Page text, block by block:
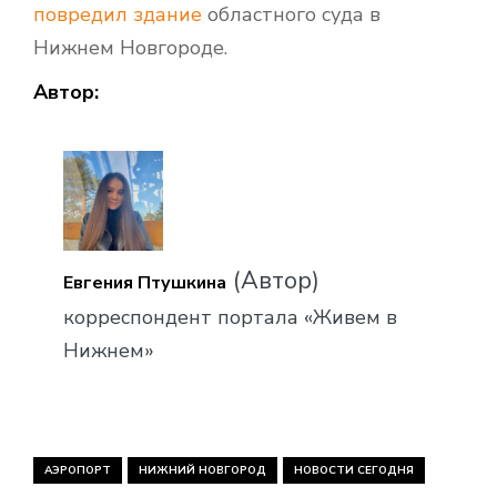
повредил здание областного суда в
Нижнем Новгороде.
Автор:
Евгения Птушкина (Автор)
корреспондент портала «Живем в
Нижнем»
АЭРОПОРТ НИЖНИЙ НОВГОРОД НОВОСТИ СЕГОДНЯ